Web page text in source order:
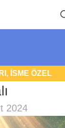
, İSME ÖZEL
2024